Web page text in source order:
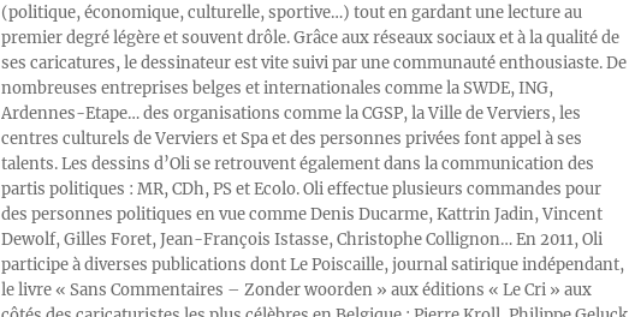
(politique, économique, culturelle, sportive…) tout en gardant une lecture au
premier degré légère et souvent drôle. Grâce aux réseaux sociaux et à la qualité de
ses caricatures, le dessinateur est vite suivi par une communauté enthousiaste. De
nombreuses entreprises belges et internationales comme la SWDE, ING,
Ardennes-Etape… des organisations comme la CGSP, la Ville de Verviers, les
centres culturels de Verviers et Spa et des personnes privées font appel à ses
talents. Les dessins d’Oli se retrouvent également dans la communication des
partis politiques : MR, CDh, PS et Ecolo. Oli effectue plusieurs commandes pour
des personnes politiques en vue comme Denis Ducarme, Kattrin Jadin, Vincent
Dewolf, Gilles Foret, Jean-François Istasse, Christophe Collignon… En 2011, Oli
participe à diverses publications dont Le Poiscaille, journal satirique indépendant,
le livre « Sans Commentaires – Zonder woorden » aux éditions « Le Cri » aux